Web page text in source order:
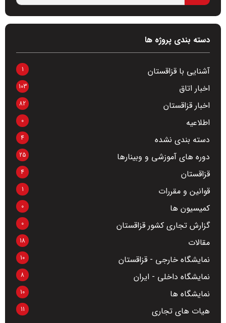
دسته بندی پروژه ها
آشنایی با قزاقستان 1
اخبار اتاق 103
اخبار قزاقستان 82
اطلاعیه 0
دسته بندی نشده 4
دوره های آموزشی و وبینارها 25
قزاقستان 4
قوانین و مقررات 1
کمیسیون ها 0
گزارش تجاری کشور قزاقستان 0
مقالات 18
نمایشگاه خارجی - قزاقستان 10
نمایشگاه داخلی - ایران 8
نمایشگاه ها 10
هیات های تجاری 11